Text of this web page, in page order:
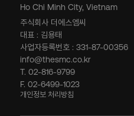
Ho Chi Minh City, Vietnam
주식회사 더에스엠씨
대표 : 김용태
사업자등록번호 : 331-87-00356
info@thesmc.co.kr
T. 02-816-9799
F. 02-6499-1023
개인정보 처리방침